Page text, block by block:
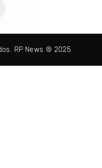
RP News © 2025